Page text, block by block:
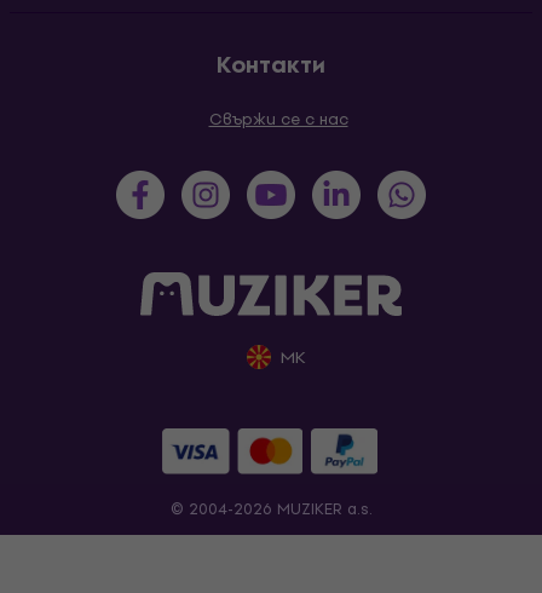
Контакти
Свържи се с нас
MK
© 2004-2026 MUZIKER a.s.